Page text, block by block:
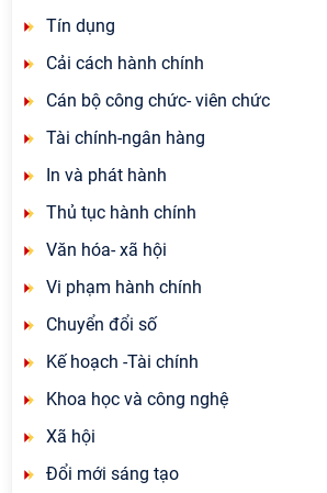
Tín dụng
Cải cách hành chính
Cán bộ công chức- viên chức
Tài chính-ngân hàng
In và phát hành
Thủ tục hành chính
Văn hóa- xã hội
Vi phạm hành chính
Chuyển đổi số
Kế hoạch -Tài chính
Khoa học và công nghệ
Xã hội
Đổi mới sáng tạo